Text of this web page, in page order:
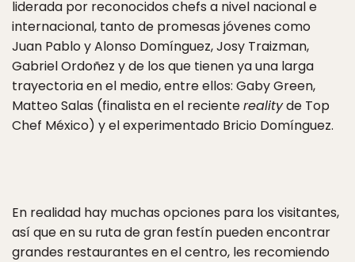
liderada por reconocidos chefs a nivel nacional e
internacional, tanto de promesas jóvenes como
Juan Pablo y Alonso Domínguez, Josy Traizman,
Gabriel Ordoñez y de los que tienen ya una larga
trayectoria en el medio, entre ellos: Gaby Green,
Matteo Salas (finalista en el recienterealityde Top
Chef México) y el experimentado Bricio Domínguez.
En realidad hay muchas opciones para los visitantes,
así que en su ruta de gran festín pueden encontrar
grandes restaurantes en el centro, les recomiendo